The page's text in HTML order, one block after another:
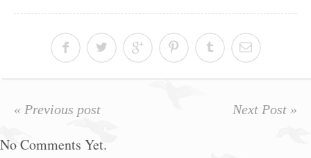
« Previous post Next Post »
No Comments Yet.